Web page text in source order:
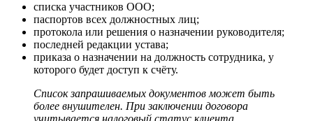
списка участников ООО;
паспортов всех должностных лиц;
протокола или решения о назначении руководителя;
последней редакции устава;
приказа о назначении на должность сотрудника, у
которого будет доступ к счёту.
Список запрашиваемых документов может быть
более внушителен. При заключении договора